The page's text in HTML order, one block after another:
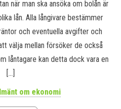
när man ska ansöka om bolån är
lån. Alla långivare bestämmer
och eventuella avgifter och
välja mellan försöker de också
låntagare kan detta dock vara en
[…]
om ekonomi